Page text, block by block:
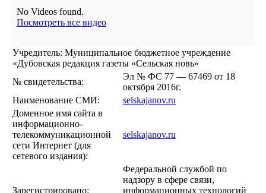
No Videos found.
Посмотреть все видео
Учредитель: Муниципальное бюджетное учреждение
«Дубовская редакция газеты «Сельская новь»
№ свидетельства:
Эл № ФС 77 — 67469 от 18
октября 2016г.
Наименование СМИ:
selskajanov.ru
Доменное имя сайта в
информационно-
телекоммуникационной
сети Интернет (для
сетевого издания):
selskajanov.ru
Зарегистрировано:
Федеральной службой по
надзору в сфере связи,
информационных технологий